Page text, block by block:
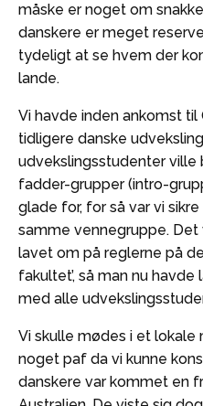
måske er noget om
danskere er meget
tydeligt at se hvem der
lande.
Vi havde inden ankomst
tidligere danske
udvekslingsstudenter
fadder-grupper (intro-
glade for, for så var vi
samme vennegruppe.
lavet om på reglerne på
fakultet’, så man nu
med alle
Vi skulle mødes i et
noget paf da vi kunne
danskere var kommet en